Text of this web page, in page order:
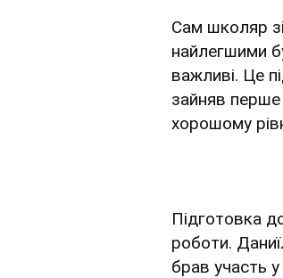
Сам школяр
найлегшими
важливі. Це
зайняв
хорошому
Підготовка
роботи.
брав участь